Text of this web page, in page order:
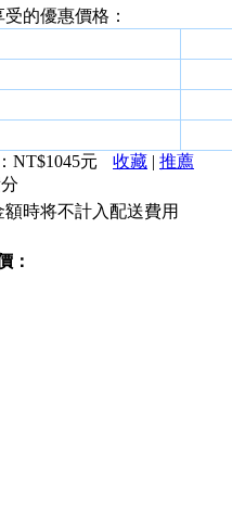
的優惠價格：
NT$1045元 收藏 | 推薦
時将不計入配送費用
：